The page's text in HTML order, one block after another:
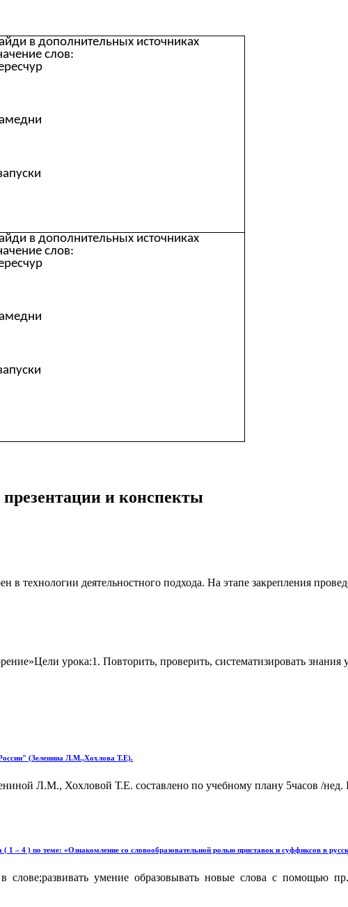
в дополнительных источниках
слов:
в дополнительных источниках
слов:
и конспекты
в технологии деятельностного подхода. На этапе закрепления
урока:1. Повторить, проверить, систематизировать
(Зеленина Л.М.,Хохлова Т.Е).
Л.М., Хохловой Т.Е. составлено по учебному плану 5часов /
– 4 ) по теме: «Ознакомление со словообразовательной ролью приставок и суффиксов в
слове;развивать умение образовывать новые слова с помощью